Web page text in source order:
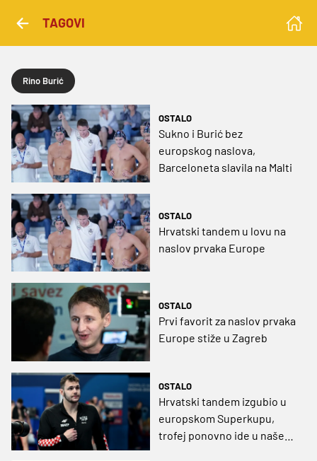
TAGOVI
Rino Burić
OSTALO
Sukno i Burić bez
europskog naslova,
Barceloneta slavila na Malti
OSTALO
Hrvatski tandem u lovu na
naslov prvaka Europe
OSTALO
Prvi favorit za naslov prvaka
Europe stiže u Zagreb
OSTALO
Hrvatski tandem izgubio u
europskom Superkupu,
trofej ponovno ide u naše